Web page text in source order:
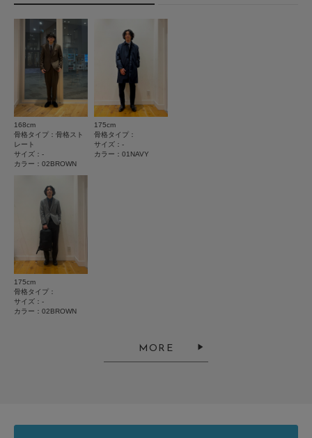
★5
4
3
★ 2
★1
レビューはありません。
168cm
骨格タイプ：骨格スト
レート
サイズ：-
カラー：02BROWN
175cm
骨格タイプ：
サイズ：-
カラー：02BROWN
175cm
骨格タイプ：
サイズ：-
カラー：01NAVY
MORE